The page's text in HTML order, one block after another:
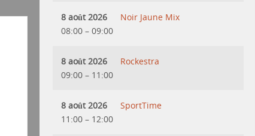
8 août 2026
08:00 – 09:00
Noir Jaune Mix
8 août 2026
09:00 – 11:00
Rockestra
8 août 2026
11:00 – 12:00
SportTime